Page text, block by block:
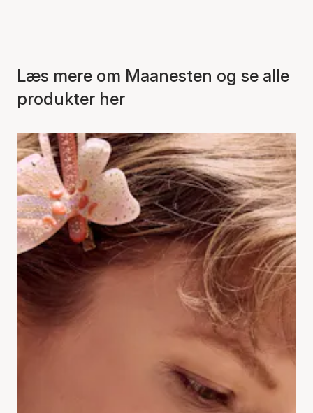
Læs mere om Maanesten og se alle
produkter her